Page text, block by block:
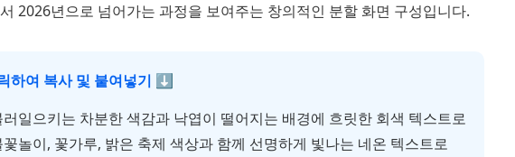
2026년으로 넘어가는 과정을 보여주는 창의적인 분할 화면 구성입니다.
하여 복사 및 붙여넣기 ⬇
일으키는 차분한 색감과 낙엽이 떨어지는 배경에 흐릿한 회색 텍스트로
놀이, 꽃가루, 밝은 축제 색상과 함께 선명하게 빛나는 네온 텍스트로